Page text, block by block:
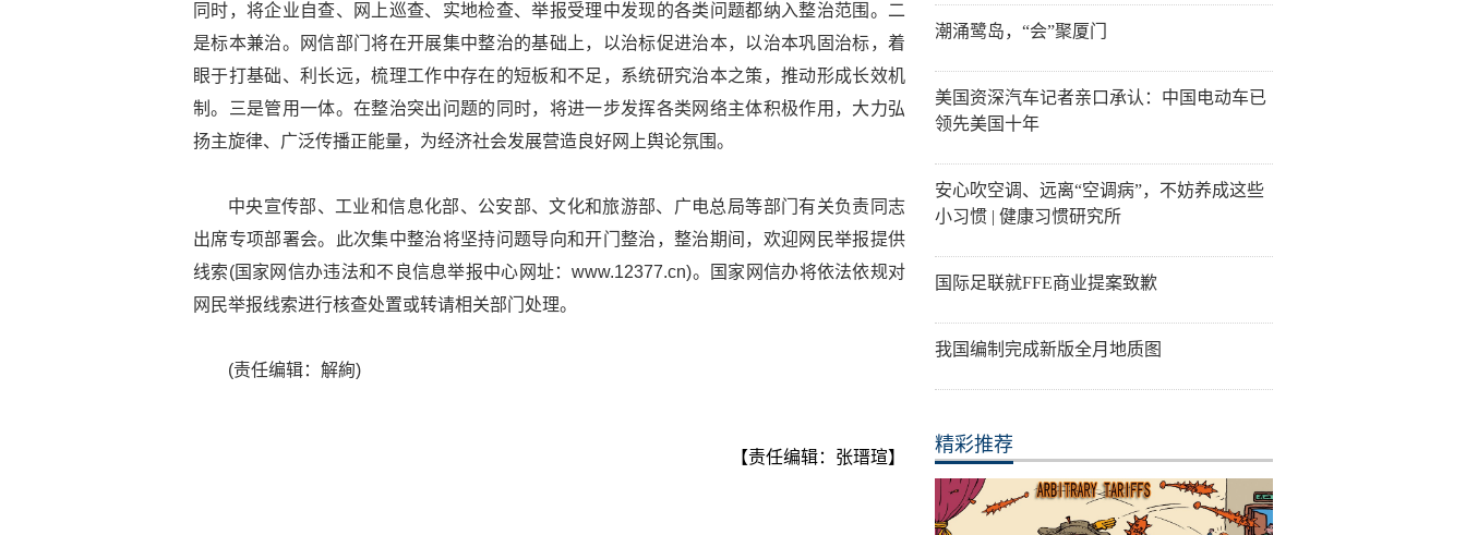
同时，将企业自查、网上巡查、实地检查、举报受理中发现的各类问题都纳入整治范围。二
是标本兼治。网信部门将在开展集中整治的基础上，以治标促进治本，以治本巩固治标，着
眼于打基础、利长远，梳理工作中存在的短板和不足，系统研究治本之策，推动形成长效机
制。三是管用一体。在整治突出问题的同时，将进一步发挥各类网络主体积极作用，大力弘
扬主旋律、广泛传播正能量，为经济社会发展营造良好网上舆论氛围。
中央宣传部、工业和信息化部、公安部、文化和旅游部、广电总局等部门有关负责同志
出席专项部署会。此次集中整治将坚持问题导向和开门整治，整治期间，欢迎网民举报提供
线索(国家网信办违法和不良信息举报中心网址：www.12377.cn)。国家网信办将依法依规对
网民举报线索进行核查处置或转请相关部门处理。
(责任编辑：解絢)
【责任编辑：张瑨瑄】
潮涌鹭岛，“会”聚厦门
美国资深汽车记者亲口承认：中国电动车已
领先美国十年
安心吹空调、远离“空调病”，不妨养成这些
小习惯 | 健康习惯研究所
国际足联就FFE商业提案致歉
我国编制完成新版全月地质图
精彩推荐